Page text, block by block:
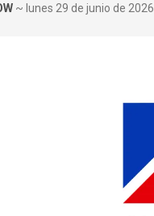
~ lunes 29 de junio de 2026